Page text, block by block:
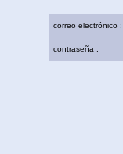
correo electrónico :
contraseña :